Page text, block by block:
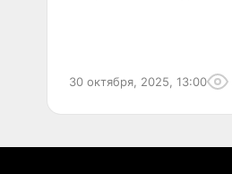
30 октября, 2025, 13:00